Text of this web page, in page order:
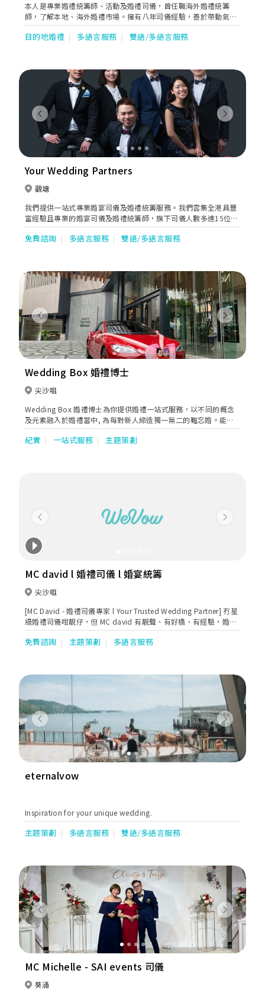
本人是專業婚禮統籌師、活動及婚禮司儀，曾任職海外婚禮統籌
師，了解本地、海外婚禮市場。擁有八年司儀經驗，善於帶動氣氛
及時間控制，讓新人、賓客可以盡情享受大日子！
目的地婚禮 多語言服務 雙語/多語言服務
Previous Next
Your Wedding Partners
觀塘
我們提供一站式專業婚宴司儀及婚禮統籌服務。我們雲集全港具豐
富經驗且專業的婚宴司儀及婚禮統籌師，旗下司儀人數多達15位，
每位均擁有多年主持婚宴及各類型活動經驗。此外，本團隊用心聆
聽新人的要求，提供專業而貼心的服務，致力為每對新人締造難忘
免費諮詢 多語言服務 雙語/多語言服務
Previous Next
Wedding Box 婚禮博士
尖沙咀
Wedding Box 婚禮博士為你提供婚禮一站式服務，以不同的概念
及元素融入於婚禮當中, 為每對新人締造獨一無二的難忘婚。能使
新人盡情享受 婚宴過程，賓客 “盛興而來、盡興而歸” 更是我們
的服務宗旨。而充滿熱誠的專業團隊，定能為每對新人送上細緻、
紀實 一站式服務 主題策劃
Previous Next
MC david l 婚禮司儀 l 婚宴統籌
尖沙咀
[MC David - 婚禮司儀專家 l Your Trusted Wedding Partner] 冇星
級婚禮司儀咁靚仔，但 MC david 有靚聲、有好橋、有經驗，婚禮
前中後段都幫你哋細心安排，新人好似多咗個專業 wedding
planner。8年以來，超過300對新人信賴。無論傳統中式
新人窩心、父母放心、來賓開心。不知不覺間，新人多咗個幫到手
嘅兄弟。想 Big Day 氣氛輕鬆幽默？啱哂，MC David 極力推介自
家制 warm up games + 搞笑 magic show，包保來賓由頭笑到落
尾 ;0)。有圖、有片、有真相。請立即睇睇MC David portfolio +
新人好評，覺得 make sense 啱 style 就先 book 佢傾傾，聽下佢
意見然後再作決定。畢竟是一生人一次人生大事，一定要搵個專
業、信得過、啱 key 嘅 wedding partner，對嗎？
免費諮詢 主題策劃 多語言服務
Previous Next
eternalvow
Inspiration for your unique wedding.
主題策劃 多語言服務 雙語/多語言服務
Previous Next
MC Michelle - SAI events 司儀
葵涌